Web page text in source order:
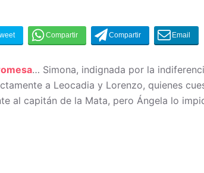
… Simona, indignada por la
a Leocadia y Lorenzo, quienes
al capitán de la Mata, pero Ángela lo